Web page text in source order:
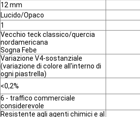
12 mm
Lucido/Opaco
1
Vecchio teck classico/quercia
nordamericana
Sogna Febe
Variazione V4-sostanziale
(variazione di colore all'interno di
ogni piastrella)
<0,2%
6 - traffico commerciale
considerevole
Resistente agli agenti chimici e al